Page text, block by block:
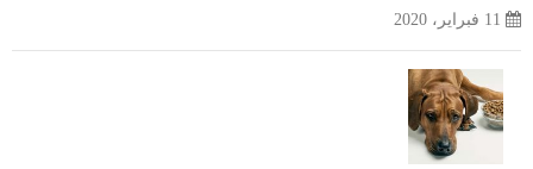
11 فبراير، 2020